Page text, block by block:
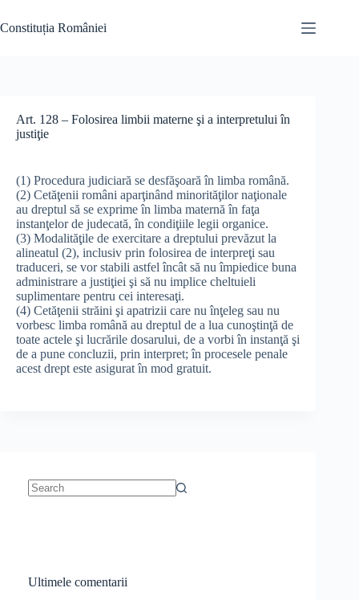
to
content
Constituția României
Art. 128 – Folosirea limbii materne şi a interpretului în
justiţie
(1) Procedura judiciară se desfăşoară în limba română.
(2) Cetăţenii români aparţinând minorităţilor naţionale
au dreptul să se exprime în limba maternă în faţa
instanţelor de judecată, în condiţiile legii organice.
(3) Modalităţile de exercitare a dreptului prevăzut la
alineatul (2), inclusiv prin folosirea de interpreţi sau
traduceri, se vor stabili astfel încât să nu împiedice buna
administrare a justiţiei şi să nu implice cheltuieli
suplimentare pentru cei interesaţi.
(4) Cetăţenii străini şi apatrizii care nu înţeleg sau nu
vorbesc limba română au dreptul de a lua cunoştinţă de
toate actele şi lucrările dosarului, de a vorbi în instanţă şi
de a pune concluzii, prin interpret; în procesele penale
acest drept este asigurat în mod gratuit.
Ultimele comentarii